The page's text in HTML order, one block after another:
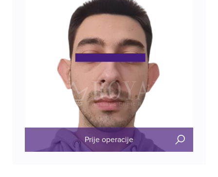
Prije operacije